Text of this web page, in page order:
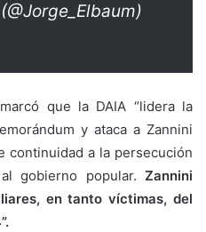
que la DAIA “lidera la
y ataca a Zannini
continuidad a la persecución
gobierno popular. Zannini
en tanto víctimas, del